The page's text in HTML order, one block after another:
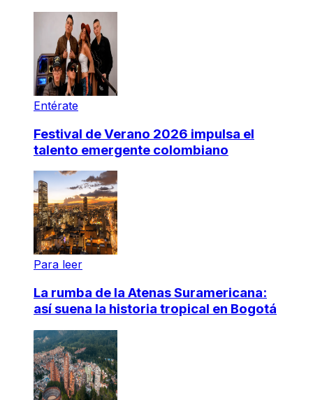
Entérate
Festival de Verano 2026 impulsa el
talento emergente colombiano
Para leer
La rumba de la Atenas Suramericana:
así suena la historia tropical en Bogotá